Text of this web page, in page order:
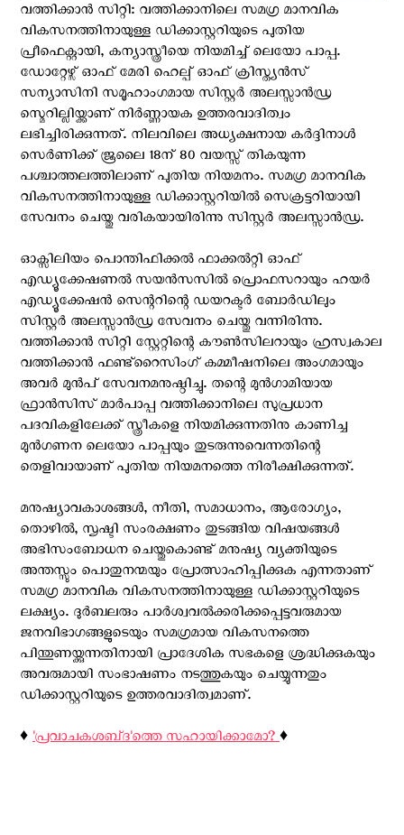
വത്തിക്കാന്‍ സിറ്റി: വത്തിക്കാനിലെ സമഗ്ര മാനവിക
വികസനത്തിനായുള്ള ഡിക്കാസ്റ്ററിയുടെ പുതിയ
പ്രീഫെക്റ്റായി, കന്യാസ്ത്രീയെ നിയമിച്ച് ലെയോ പാപ്പ.
ഡോറ്റേഴ്സ് ഓഫ് മേരി ഹെല്പ് ഓഫ് ക്രിസ്ത്യന്‍സ്
സന്യാസിനി സമൂഹാംഗമായ സിസ്റ്റർ അലസ്സാൻഡ്ര
സ്മെറില്ലിയ്ക്കാണ് നിര്‍ണ്ണായക ഉത്തരവാദിത്വം
ലഭിച്ചിരിക്കുന്നത്. നിലവിലെ അധ്യക്ഷനായ കര്‍ദ്ദിനാള്‍
സെർണിക്ക് ജൂലൈ 18ന് 80 വയസ്സ് തികയുന്ന
പശ്ചാത്തലത്തിലാണ് പുതിയ നിയമനം. സമഗ്ര മാനവിക
വികസനത്തിനായുള്ള ഡിക്കാസ്റ്ററിയിൽ സെക്രട്ടറിയായി
സേവനം ചെയ്തു വരികയായിരിന്നു സിസ്റ്റർ അലസ്സാൻഡ്ര.
ഓക്സിലിയം പൊന്തിഫിക്കൽ ഫാക്കൽറ്റി ഓഫ്
എഡ്യൂക്കേഷണൽ സയൻസസിൽ പ്രൊഫസറായും ഹയർ
എഡ്യൂക്കേഷൻ സെന്ററിന്റെ ഡയറക്ടർ ബോർഡിലും
സിസ്റ്റർ അലസ്സാൻഡ്ര സേവനം ചെയ്തു വന്നിരിന്നു.
വത്തിക്കാൻ സിറ്റി സ്റ്റേറ്റിന്റെ കൗൺസിലറായും ഹ്രസ്വകാല
വത്തിക്കാൻ ഫണ്ട്‌റൈസിംഗ് കമ്മീഷനിലെ അംഗമായും
അവർ മുന്‍പ് സേവനമനുഷ്ഠിച്ചു. തന്റെ മുൻഗാമിയായ
ഫ്രാൻസിസ് മാർപാപ്പ വത്തിക്കാനിലെ സുപ്രധാന
പദവികളിലേക്ക് സ്ത്രീകളെ നിയമിക്കുന്നതിനു കാണിച്ച
മുന്‍ഗണന ലെയോ പാപ്പയും തുടരുന്നുവെന്നതിന്റെ
തെളിവായാണ് പുതിയ നിയമനത്തെ നിരീക്ഷിക്കുന്നത്.
മനുഷ്യാവകാശങ്ങൾ, നീതി, സമാധാനം, ആരോഗ്യം,
തൊഴിൽ, സൃഷ്ടി സംരക്ഷണം തുടങ്ങിയ വിഷയങ്ങൾ
അഭിസംബോധന ചെയ്തുകൊണ്ട് മനുഷ്യ വ്യക്തിയുടെ
അന്തസ്സും പൊതുനന്മയും പ്രോത്സാഹിപ്പിക്കുക എന്നതാണ്
സമഗ്ര മാനവിക വികസനത്തിനായുള്ള ഡിക്കാസ്റ്ററിയുടെ
ലക്ഷ്യം. ദുർബലരും പാർശ്വവൽക്കരിക്കപ്പെട്ടവരുമായ
ജനവിഭാഗങ്ങളുടെയും സമഗ്രമായ വികസനത്തെ
പിന്തുണയ്ക്കുന്നതിനായി പ്രാദേശിക സഭകളെ ശ്രദ്ധിക്കുകയും
അവരുമായി സംഭാഷണം നടത്തുകയും ചെയ്യുന്നതും
ഡിക്കാസ്റ്ററിയുടെ ഉത്തരവാദിത്വമാണ്.
♦️ 'പ്രവാചകശബ്‌ദ'ത്തെ സഹായിക്കാമോ?♦️